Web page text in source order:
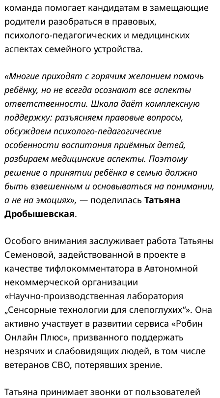
команда помогает кандидатам в замещающие
родители разобраться в правовых,
психолого‑педагогических и медицинских
аспектах семейного устройства.
«Многие приходят с горячим желанием помочь
ребёнку, но не всегда осознают все аспекты
ответственности. Школа даёт комплексную
поддержку: разъясняем правовые вопросы,
обсуждаем психолого‑педагогические
особенности воспитания приёмных детей,
разбираем медицинские аспекты. Поэтому
решение о принятии ребёнка в семью должно
быть взвешенным и основываться на понимании,
а не на эмоциях», — поделилась Татьяна
Дробышевская.
Особого внимания заслуживает работа Татьяны
Семеновой, задействованной в проекте в
качестве тифлокомментатора в Автономной
некоммерческой организации
«Научно‑производственная лаборатория
„Сенсорные технологии для слепоглухих“». Она
активно участвует в развитии сервиса «Робин
Онлайн Плюс», призванного поддержать
незрячих и слабовидящих людей, в том числе
ветеранов СВО, потерявших зрение.
Татьяна принимает звонки от пользователей